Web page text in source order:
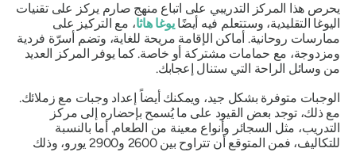
يحرص هذا المركز التدريبي على اتباع منهج صارم يركز على تقنيات
اليوغا التقليدية، وستتعلم فيه أيضًايوغا هاثا، مع التركيز على
ممارسات روحانية. أماكن الإقامة مريحة للغاية، وتضم أسرّة فردية
ومزدوجة، مع حمامات مشتركة أو خاصة. كما يوفر المركز العديد
من وسائل الراحة التي ستنال إعجابك.
الوجبات متوفرة بشكل جيد، ويمكنك أيضاً إعداد وجبات مع زملائك.
مع ذلك، توجد بعض القيود على ما يُسمح بإحضاره إلى مركز
التدريب، مثل السجائر وأنواع معينة من الطعام. أما بالنسبة
للتكاليف، فمن المتوقع أن تتراوح بين 2600 و2900 يورو، وذلك